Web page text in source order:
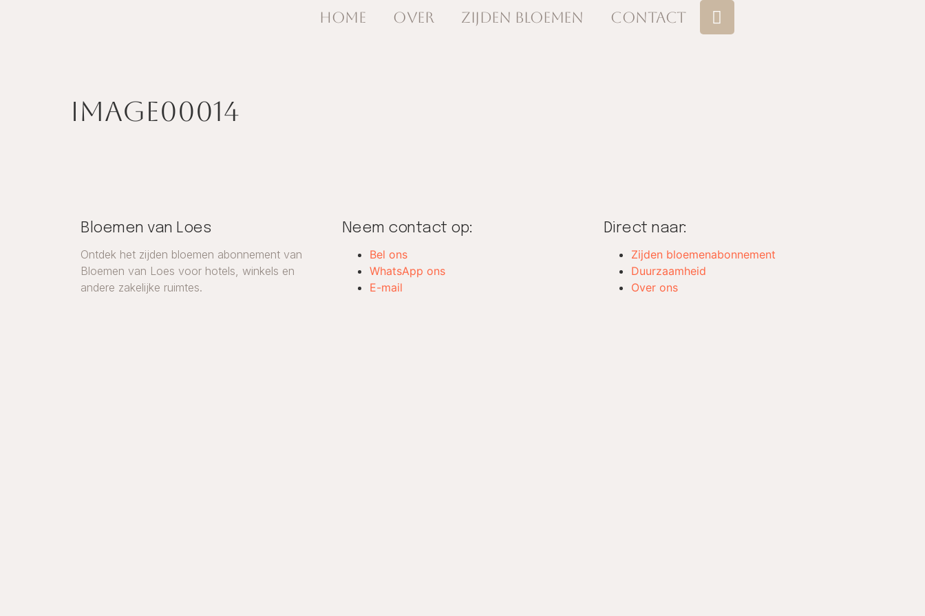
Home Over Zijden Bloemen Contact
image00014
Bloemen van Loes
Ontdek het zijden bloemen abonnement van
Bloemen van Loes voor hotels, winkels en
andere zakelijke ruimtes.
Neem contact op:
Bel ons
WhatsApp ons
E-mail
Direct naar:
Zijden bloemenabonnement
Duurzaamheid
Over ons